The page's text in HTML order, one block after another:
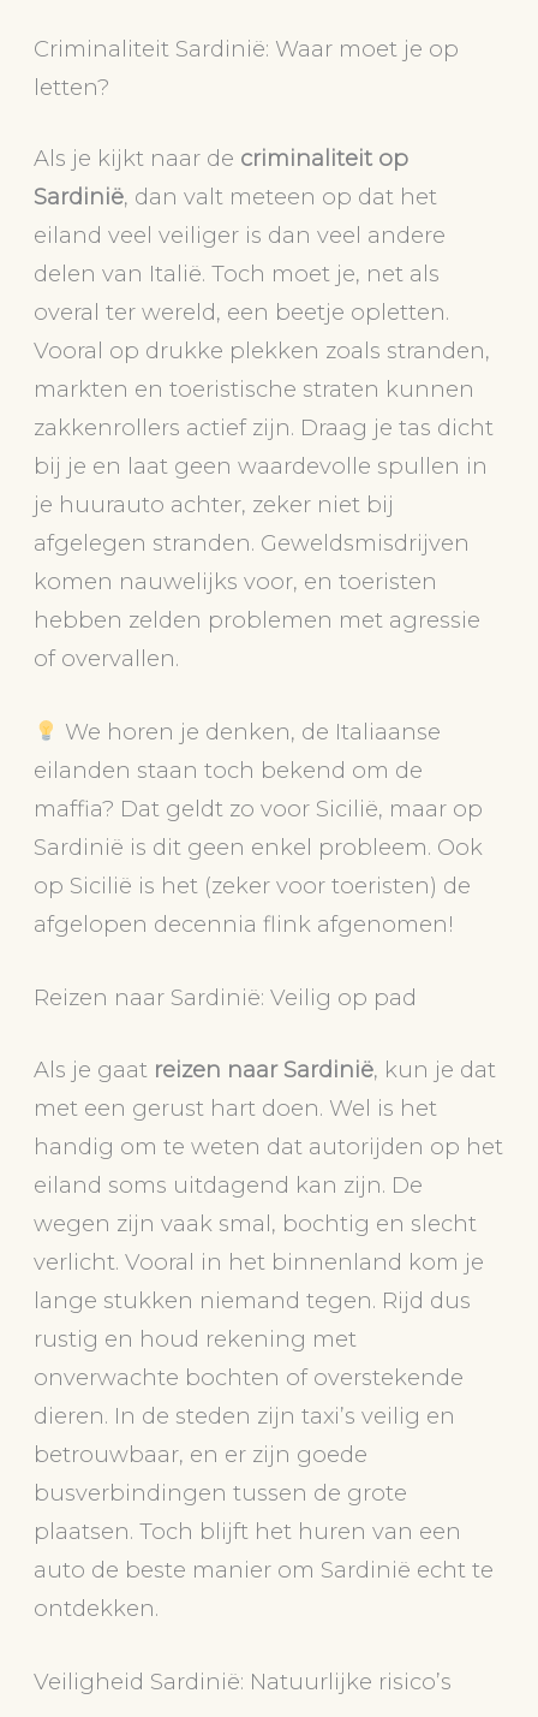
Criminaliteit Sardinië: Waar moet je op
letten?
Als je kijkt naar de criminaliteit op
Sardinië, dan valt meteen op dat het
eiland veel veiliger is dan veel andere
delen van Italië. Toch moet je, net als
overal ter wereld, een beetje opletten.
Vooral op drukke plekken zoals stranden,
markten en toeristische straten kunnen
zakkenrollers actief zijn. Draag je tas dicht
bij je en laat geen waardevolle spullen in
je huurauto achter, zeker niet bij
afgelegen stranden. Geweldsmisdrijven
komen nauwelijks voor, en toeristen
hebben zelden problemen met agressie
of overvallen.
We horen je denken, de Italiaanse
eilanden staan toch bekend om de
maffia? Dat geldt zo voor Sicilië, maar op
Sardinië is dit geen enkel probleem. Ook
op Sicilië is het (zeker voor toeristen) de
afgelopen decennia flink afgenomen!
Reizen naar Sardinië: Veilig op pad
Als je gaat reizen naar Sardinië, kun je dat
met een gerust hart doen. Wel is het
handig om te weten dat autorijden op het
eiland soms uitdagend kan zijn. De
wegen zijn vaak smal, bochtig en slecht
verlicht. Vooral in het binnenland kom je
lange stukken niemand tegen. Rijd dus
rustig en houd rekening met
onverwachte bochten of overstekende
dieren. In de steden zijn taxi’s veilig en
betrouwbaar, en er zijn goede
busverbindingen tussen de grote
plaatsen. Toch blijft het huren van een
auto de beste manier om Sardinië echt te
ontdekken.
Veiligheid Sardinië: Natuurlijke risico’s